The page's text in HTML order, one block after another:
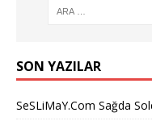
SON YAZILAR
SeSLiMaY.Com Sağda